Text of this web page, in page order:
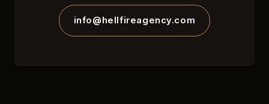
info@hellfireagency.com